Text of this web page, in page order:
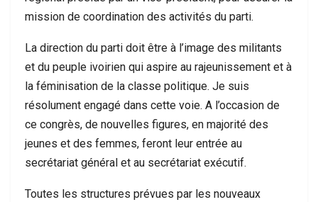
mission de coordination des activités du parti.
La direction du parti doit être à l’image des militants
et du peuple ivoirien qui aspire au rajeunissement et à
la féminisation de la classe politique. Je suis
résolument engagé dans cette voie. A l’occasion de
ce congrès, de nouvelles figures, en majorité des
jeunes et des femmes, feront leur entrée au
secrétariat général et au secrétariat exécutif.
Toutes les structures prévues par les nouveaux